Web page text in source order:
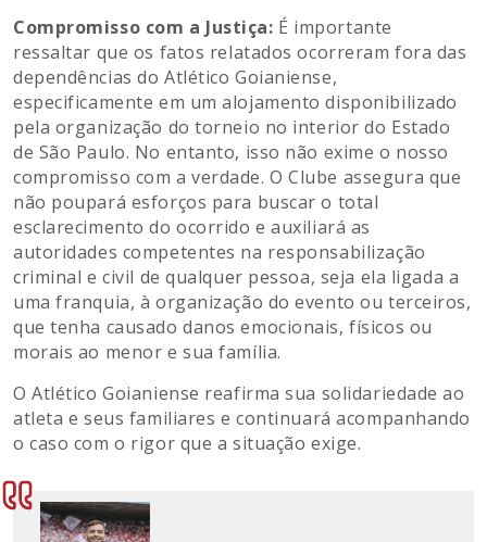
Compromisso com a Justiça: É importante
ressaltar que os fatos relatados ocorreram fora das
dependências do Atlético Goianiense,
especificamente em um alojamento disponibilizado
pela organização do torneio no interior do Estado
de São Paulo. No entanto, isso não exime o nosso
compromisso com a verdade. O Clube assegura que
não poupará esforços para buscar o total
esclarecimento do ocorrido e auxiliará as
autoridades competentes na responsabilização
criminal e civil de qualquer pessoa, seja ela ligada a
uma franquia, à organização do evento ou terceiros,
que tenha causado danos emocionais, físicos ou
morais ao menor e sua família.
O Atlético Goianiense reafirma sua solidariedade ao
atleta e seus familiares e continuará acompanhando
o caso com o rigor que a situação exige.